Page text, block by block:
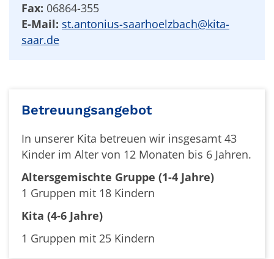
Fax: 06864-355
E-Mail: st.antonius-saarhoelzbach@kita-
saar.de
Betreuungsangebot
In unserer Kita betreuen wir insgesamt 43
Kinder im Alter von 12 Monaten bis 6 Jahren.
Altersgemischte Gruppe (1-4 Jahre)
1 Gruppen mit 18 Kindern
Kita (4-6 Jahre)
1 Gruppen mit 25 Kindern